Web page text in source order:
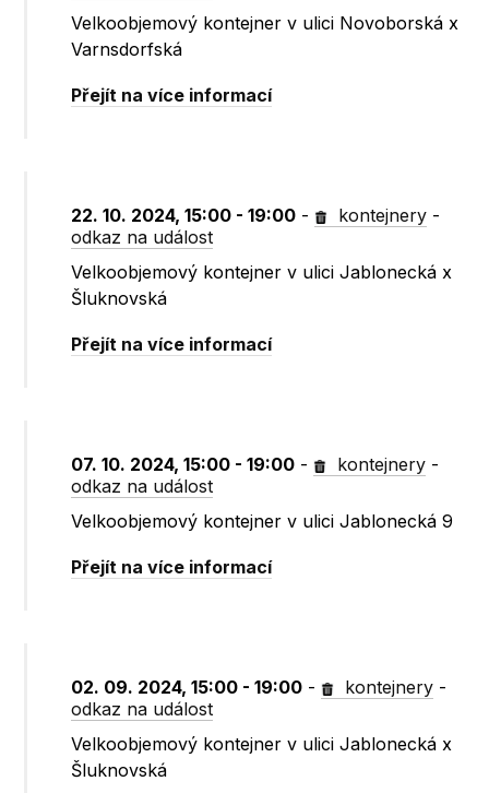
Velkoobjemový kontejner v ulici Novoborská x
Varnsdorfská
Přejít na více informací
22. 10. 2024, 15:00 - 19:00 - kontejnery -
odkaz na událost
Velkoobjemový kontejner v ulici Jablonecká x
Šluknovská
Přejít na více informací
07. 10. 2024, 15:00 - 19:00 - kontejnery -
odkaz na událost
Velkoobjemový kontejner v ulici Jablonecká 9
Přejít na více informací
02. 09. 2024, 15:00 - 19:00 - kontejnery -
odkaz na událost
Velkoobjemový kontejner v ulici Jablonecká x
Šluknovská